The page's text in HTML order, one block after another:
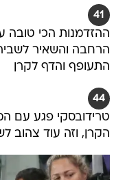
41
ההזדמנות הכי
הרחבה והשאיר
התעופף והדף לקרן
44
טרידובסקי פגע עם
הקרן, וזה עוד צהוב